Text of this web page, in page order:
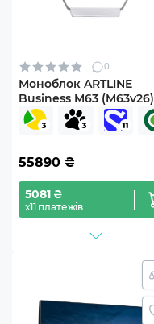
0
Моноблок ARTLINE
Business M63 (M63v26)
55890 ₴
5081 ₴
х11 платежів